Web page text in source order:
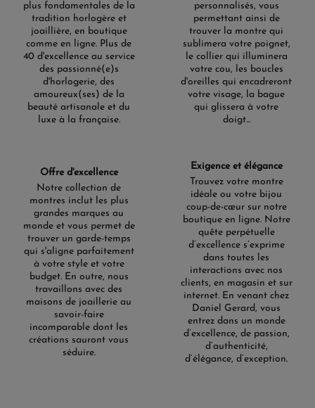
plus fondamentales de la
tradition horlogère et
joaillière, en boutique
comme en ligne. Plus de
40 d'excellence au service
des passionné(e)s
d'horlogerie, des
amoureux(ses) de la
beauté artisanale et du
luxe à la française.
personnalisés, vous
permettant ainsi de
trouver la montre qui
sublimera votre poignet,
le collier qui illuminera
votre cou, les boucles
d'oreilles qui encadreront
votre visage, la bague
qui glissera à votre
doigt...
Offre d'excellence
Notre collection de
montres inclut les plus
grandes marques au
monde et vous permet de
trouver un garde-temps
qui s'aligne parfaitement
à votre style et votre
budget. En outre, nous
travaillons avec des
maisons de joaillerie au
savoir-faire
incomparable dont les
créations sauront vous
séduire.
Exigence et élégance
Trouvez votre montre
idéale ou votre bijou
coup-de-cœur sur notre
boutique en ligne. Notre
quête perpétuelle
d’excellence s’exprime
dans toutes les
interactions avec nos
clients, en magasin et sur
internet. En venant chez
Daniel Gerard, vous
entrez dans un monde
d’excellence, de passion,
d’authenticité,
d’élégance, d’exception.